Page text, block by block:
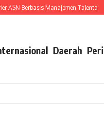
Berbasis Manajemen Talenta
Daerah